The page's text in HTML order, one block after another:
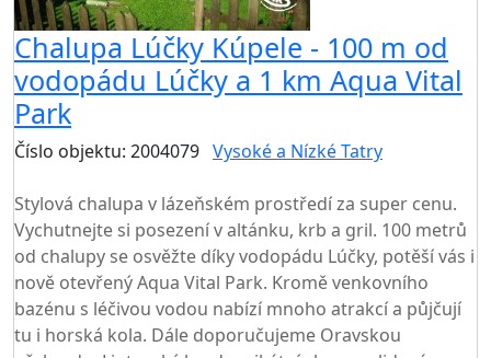
Chalupa Lúčky Kúpele - 100 m od
vodopádu Lúčky a 1 km Aqua Vital
Park
Číslo objektu: 2004079 Vysoké a Nízké Tatry
Stylová chalupa v lázeňském prostředí za super cenu.
Vychutnejte si posezení v altánku, krb a gril. 100 metrů
od chalupy se osvěžte díky vodopádu Lúčky, potěší vás i
nově otevřený Aqua Vital Park. Kromě venkovního
bazénu s léčivou vodou nabízí mnoho atrakcí a půjčují
tu i horská kola. Dále doporučujeme Oravskou